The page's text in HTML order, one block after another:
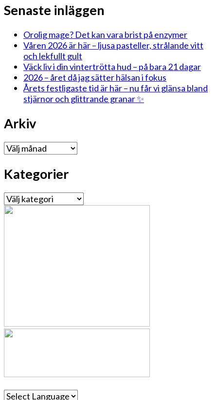
Senaste inläggen
Orolig mage? Det kan vara brist på enzymer
Våren 2026 är här – ljusa pasteller, strålande vitt
och lekfullt gult
Väck liv i din vintertrötta hud – på bara 21 dagar
2026 – året då jag sätter hälsan i fokus
Årets festligaste tid är här – nu får vi glänsa bland
stjärnor och glittrande granar ✨
Arkiv
Arkiv
Kategorier
Kategorier